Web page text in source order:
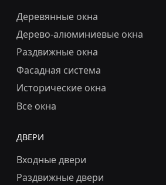
Деревянные окна
Дерево-алюминиевые окна
Раздвижные окна
Фасадная система
Исторические окна
Все окна
ДВЕРИ
Входные двери
Раздвижные двери